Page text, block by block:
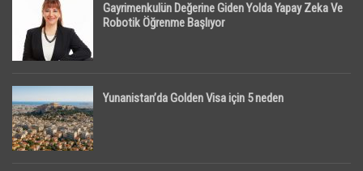
Gayrimenkulün Değerine Giden Yolda Yapay Zeka Ve
Robotik Öğrenme Başlıyor
Yunanistan’da Golden Visa için 5 neden